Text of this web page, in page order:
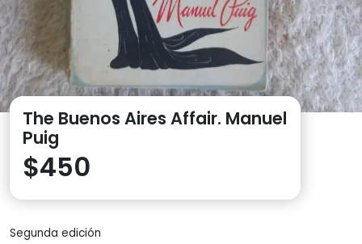
The Buenos Aires Affair. Manuel
Puig
$450
Segunda edición